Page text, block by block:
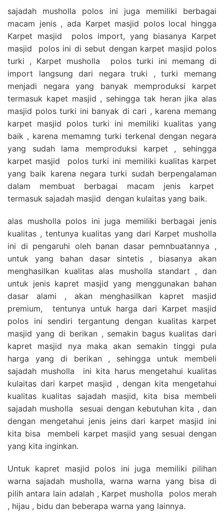
sajadah musholla polos ini juga memiliki berbagai
macam jenis , ada Karpet masjid polos local hingga
Karpet masjid polos import, yang biasanya Karpet
masjid polos ini di sebut dengan karpet masjid polos
turki , Karpet musholla polos turki ini memang di
import langsung dari negara truki , turki memang
menjadi negara yang banyak memproduksi karpet
termasuk kapet masjid , sehingga tak heran jika alas
masjid polos turki ini banyak di cari , karena memang
karpet masjid polos turki ini memiliki kualitas yang
baik , karena memamng turki terkenal dengan negara
yang sudah lama memproduksi karpet , sehingga
karpet masjid polos turki ini memiliki kualitas karpet
yang baik karena negara turki sudah berpengalaman
dalam membuat berbagai macam jenis karpet
termasuk sajadah masjid dengan kulaitas yang baik.
alas musholla polos ini juga memiliki berbagai jenis
kualitas , tentunya kualitas yang dari Karpet musholla
ini di pengaruhi oleh banan dasar pemnbuatannya ,
untuk yang bahan dasar sintetis , biasanya akan
menghasilkan kualitas alas musholla standart , dan
untuk jenis kapret masjid yang menggunakan bahan
dasar alami , akan menghasilkan kapret masjid
premium, tentunya untuk harga dari Karpet masjid
polos ini sendiri tergantung dengan kualitas karpet
masjid yang di berikan , semakin bagus kualitas dari
kapret masjid nya maka akan semakin tinggi pula
harga yang di berikan , sehingga untuk membeli
sajadah musholla ini kita harus mengetahui kualitas
kulaitas dari karpet masjid , dengan kita mengetahui
kualitas kualitas sajadah masjid, kita bisa membeli
sajadah musholla sesuai dengan kebutuhan kita , dan
dengan mengetahui jenis jeins dari karpet masjid ini
kita bisa membeli karpet masjid yang sesuai dengan
yang kita inginkan.
Untuk kapret masjid polos ini juga memiliki pilihan
warna sajadah musholla, warna warna yang bisa di
pilih antara lain adalah , Karpet musholla polos merah
, hijau , bidu dan beberapa warna yang lainnya.